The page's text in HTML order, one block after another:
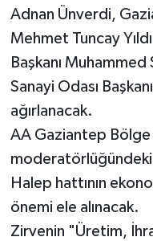
Adnan Ünverdi,
Mehmet Tuncay
Başkanı
Sanayi Odası
ağırlanacak.
AA Gaziantep Bölge
Halep hattının
önemi ele alınacak.
Zirvenin "Üretim,